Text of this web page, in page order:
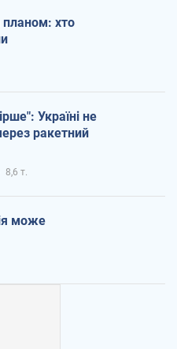
планом: хто
Україні не
ракетний
8,6 т.
може